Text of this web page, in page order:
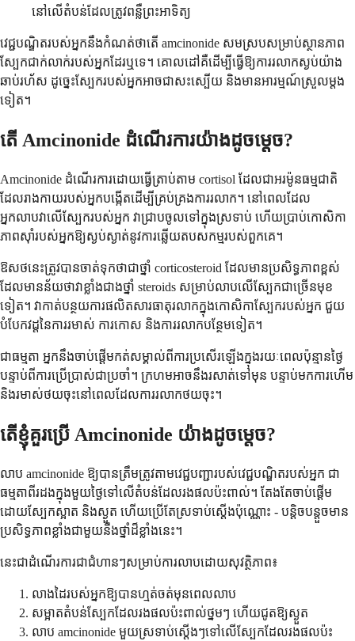
នៅលើតំបន់ដែលត្រូវពន្លឺព្រះអាទិត្យ
វេជ្ជបណ្ឌិតរបស់អ្នកនឹងកំណត់ថាតើ amcinonide សមស្របសម្រាប់ស្ថានភាព
ស្បែកជាក់លាក់របស់អ្នកដែរឬទេ។ គោលដៅគឺដើម្បីធ្វើឱ្យការរលាកស្ងប់យ៉ាង
ឆាប់រហ័ស ដូច្នេះស្បែករបស់អ្នកអាចជាសះស្បើយ និងមានអារម្មណ៍ស្រួលម្តង
ទៀត។
តើ Amcinonide ដំណើរការយ៉ាងដូចម្តេច?
Amcinonide ដំណើរការដោយធ្វើត្រាប់តាម cortisol ដែលជាអរម៉ូនធម្មជាតិ
ដែលរាងកាយរបស់អ្នកបង្កើតដើម្បីគ្រប់គ្រងការរលាក។ នៅពេលដែល
អ្នកលាបវាលើស្បែករបស់អ្នក វាជ្រាបចូលទៅក្នុងស្រទាប់ ហើយប្រាប់កោសិកា
ភាពស៊ាំរបស់អ្នកឱ្យស្ងប់ស្ងាត់នូវការឆ្លើយតបសកម្មរបស់ពួកគេ។
ឱសថ​នេះ​ត្រូវ​បាន​ចាត់​ទុក​ថា​ជា​ថ្នាំ corticosteroid ដែល​មាន​ប្រសិទ្ធភាព​ខ្ពស់
ដែល​មាន​ន័យ​ថា​វា​ខ្លាំង​ជាង​ថ្នាំ steroids សម្រាប់​លាប​លើ​ស្បែក​ជា​ច្រើន​មុខ​
ទៀត។ វា​កាត់​បន្ថយ​ការ​ផលិត​សារធាតុ​រលាក​ក្នុង​កោសិកា​ស្បែក​របស់​អ្នក ជួយ​
បំបែក​វដ្ត​នៃ​ការ​រមាស់ ការ​កោស និង​ការ​រលាក​បន្ថែម​ទៀត។
ជាធម្មតា អ្នក​នឹង​ចាប់​ផ្តើម​កត់​សម្គាល់​ពី​ការ​ប្រសើរ​ឡើង​ក្នុង​រយៈពេល​ប៉ុន្មាន​ថ្ងៃ​
បន្ទាប់​ពី​ការ​ប្រើប្រាស់​ជា​ប្រចាំ។ ក្រហម​អាច​នឹង​រសាត់​ទៅ​មុន បន្ទាប់​មក​ការ​ហើម
និង​រមាស់​ថយ​ចុះ​នៅ​ពេល​ដែល​ការ​រលាក​ថយ​ចុះ។
តើ​ខ្ញុំ​គួរ​ប្រើ Amcinonide យ៉ាង​ដូច​ម្តេច?
លាប amcinonide ឱ្យ​បាន​ត្រឹមត្រូវ​តាម​វេជ្ជបញ្ជា​របស់​វេជ្ជបណ្ឌិត​របស់​អ្នក ជា​
ធម្មតា​ពីរ​ដង​ក្នុង​មួយ​ថ្ងៃ​ទៅ​លើ​តំបន់​ដែល​រង​ផល​ប៉ះពាល់។ តែងតែ​ចាប់​ផ្តើម​
ដោយ​ស្បែក​ស្អាត និង​ស្ងួត ហើយ​ប្រើ​តែ​ស្រទាប់​ស្តើង​ប៉ុណ្ណោះ - បន្តិច​បន្តួច​មាន​
ប្រសិទ្ធភាព​ខ្លាំង​ជាមួយ​នឹង​ថ្នាំ​ដ៏​ខ្លាំង​នេះ។
នេះ​ជា​ដំណើរការ​ជា​ជំហានៗ​សម្រាប់​ការ​លាប​ដោយ​សុវត្ថិភាព៖
លាងដៃរបស់អ្នកឱ្យបានហ្មត់ចត់មុនពេលលាប
សម្អាត​តំបន់​ស្បែក​ដែល​រង​ផល​ប៉ះពាល់​ថ្នមៗ ហើយ​ជូត​ឱ្យ​ស្ងួត
លាប amcinonide មួយស្រទាប់ស្តើងៗទៅលើស្បែកដែលរងផលប៉ះ